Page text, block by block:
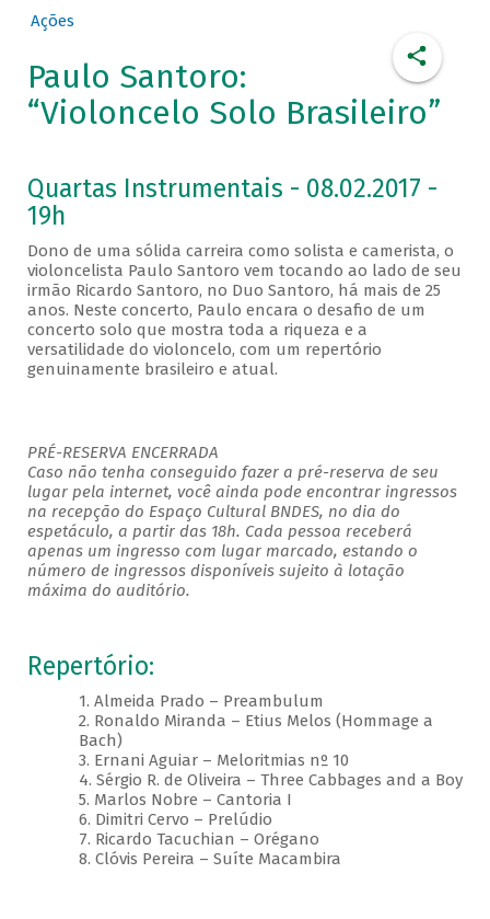
Ações
Paulo Santoro:
“Violoncelo Solo Brasileiro”
Quartas Instrumentais - 08.02.2017 -
19h
Dono de uma sólida carreira como solista e camerista, o
violoncelista Paulo Santoro vem tocando ao lado de seu
irmão Ricardo Santoro, no Duo Santoro, há mais de 25
anos. Neste concerto, Paulo encara o desafio de um
concerto solo que mostra toda a riqueza e a
versatilidade do violoncelo, com um repertório
genuinamente brasileiro e atual.
PRÉ-RESERVA ENCERRADA
Caso não tenha conseguido fazer a pré-reserva de seu
lugar pela internet, você ainda pode encontrar ingressos
na recepção do Espaço Cultural BNDES, no dia do
espetáculo, a partir das 18h. Cada pessoa receberá
apenas um ingresso com lugar marcado, estando o
número de ingressos disponíveis sujeito à lotação
máxima do auditório.
Repertório:
1. Almeida Prado – Preambulum
2. Ronaldo Miranda – Etius Melos (Hommage a
Bach)
3. Ernani Aguiar – Meloritmias nº 10
4. Sérgio R. de Oliveira – Three Cabbages and a Boy
5. Marlos Nobre – Cantoria I
6. Dimitri Cervo – Prelúdio
7. Ricardo Tacuchian – Orégano
8. Clóvis Pereira – Suíte Macambira